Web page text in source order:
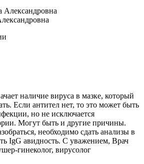
наличие вируса в мазке, который
Если антител нет, то это может быть
но не исключается
Могут быть и другие причины.
необходимо сдать анализы в
IgG авидность. С уважением, Врач
гинеколог, вирусолог